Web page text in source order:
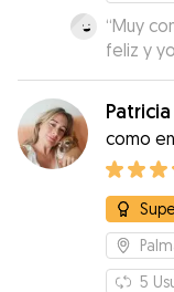
“Muy
feliz y
Patricia
como
5